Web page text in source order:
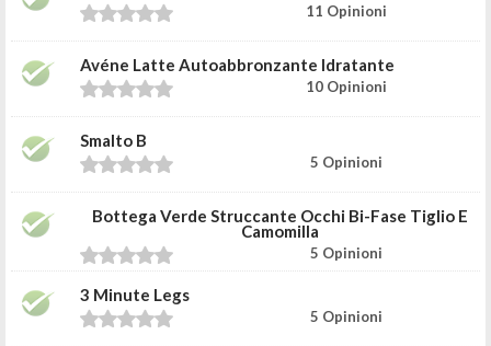
11 Opinioni
Avéne Latte Autoabbronzante Idratante
10 Opinioni
Smalto B
5 Opinioni
Bottega Verde Struccante Occhi Bi-Fase Tiglio E
Camomilla
5 Opinioni
3 Minute Legs
5 Opinioni